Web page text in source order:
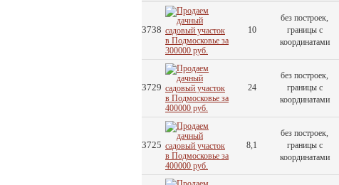
3738 10
без построек,
границы с
координатами
3729 24
без построек,
границы с
координатами
3725 8,1
без построек,
границы с
координатами